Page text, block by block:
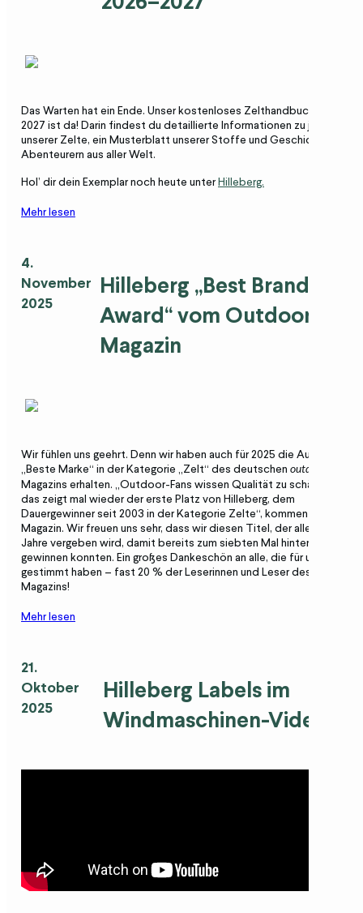
Das Warten hat ein Ende. Unser kostenloses Zelthandbuch 2026–
2027 ist da! Darin findest du detaillierte Informationen zu jedem
unserer Zelte, ein Musterblatt unserer Stoffe und Geschichten von
Abenteurern aus aller Welt.
Hol’ dir dein Exemplar noch heute unterHilleberg.
Mehr lesen
4.
November
2025
Hilleberg „Best Brand
Award“vom Outdoor
Magazin
Wir fühlen uns geehrt. Denn wir haben auch für 2025 die
„Beste Marke“ in der Kategorie „Zelt“ des deutschen outdoor
Magazins erhalten. „Outdoor-Fans wissen Qualität zu schätzen –
das zeigt mal wieder der erste Platz von Hilleberg, dem
Dauergewinner seit 2003 in der Kategorie Zelte“, kommentiert das
Magazin. Wir freuen uns sehr, dass wir diesen Titel, der alle zwei
Jahre vergeben wird, damit bereits zum siebten Mal hintereinander
gewinnen konnten. Ein großes Dankeschön an alle, die für uns
gestimmt haben – fast 20 % der Leserinnen und Leser des outdoor
Magazins!
Mehr lesen
21.
Oktober
2025
Hilleberg Labels im
Windmaschinen-Video